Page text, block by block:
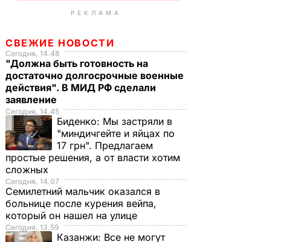
РЕКЛАМА
СВЕЖИЕ НОВОСТИ
Сегодня, 14.48
"Должна быть готовность на
достаточно долгосрочные военные
действия". В МИД РФ сделали
заявление
Сегодня, 14.45
Биденко: Мы застряли в
"миндичгейте и яйцах по
17 грн". Предлагаем
простые решения, а от власти хотим
сложных
Сегодня, 14.07
Семилетний мальчик оказался в
больнице после курения вейпа,
который он нашел на улице
Сегодня, 13.59
Казанжи: Все не могут